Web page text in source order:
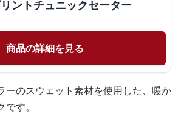
ントチュニックセーター
商品の詳細を見る
ーのスウェット素材を使用した、暖か
す。